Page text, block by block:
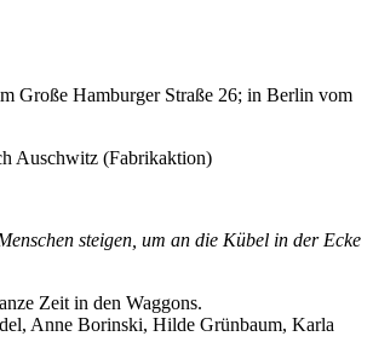
Große Hamburger Straße 26; in Berlin vom
Auschwitz (Fabrikaktion)
steigen, um an die Kübel in der Ecke
Zeit in den Waggons.
Anne Borinski, Hilde Grünbaum, Karla